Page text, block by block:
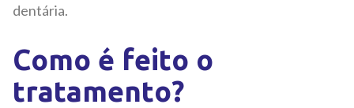
dentária.
Como é feito o
tratamento?